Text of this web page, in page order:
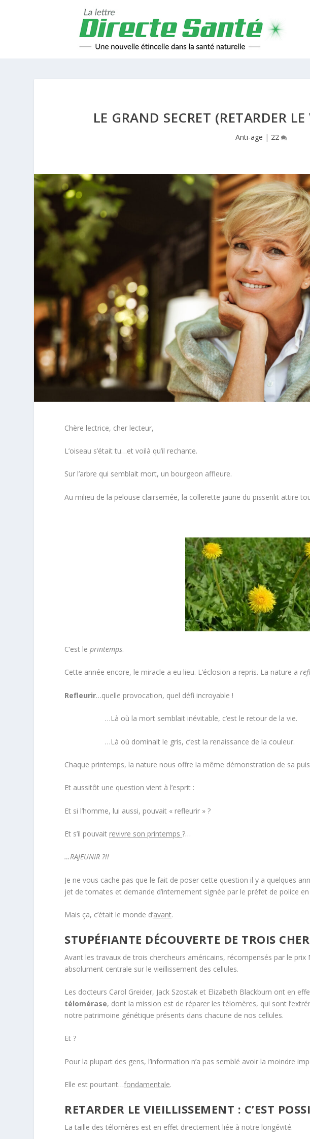
LE GRAND SECRET (RETARDER
Anti-age | 22
Chère lectrice, cher lecteur,
L’oiseau s’était tu…et voilà qu’il rechante.
Sur l’arbre qui semblait mort, un bourgeon affleure.
Au milieu de la pelouse clairsemée, la collerette jaune du pissenlit attire
C’est le printemps.
Cette année encore, le miracle a eu lieu. L’éclosion a repris. La nature a
Refleurir…quelle provocation, quel défi incroyable !
…Là où la mort semblait inévitable, c’est le retour de la vie.
…Là où dominait le gris, c’est la renaissance de la couleur.
Chaque printemps, la nature nous offre la même démonstration de sa
Et aussitôt une question vient à l’esprit :
Et si l’homme, lui aussi, pouvait « refleurir » ?
Et s’il pouvait revivre son printemps?…
…RAJEUNIR ?!!
Je ne vous cache pas que le fait de poser cette question il y a quelques
jet de tomates et demande d’internement signée par le préfet de police
Mais ça, c’était le monde d’avant.
STUPÉFIANTE DÉCOUVERTE DE TROIS
Avant les travaux de trois chercheurs américains, récompensés par le
absolument centrale sur le vieillissement des cellules.
Les docteurs Carol Greider, Jack Szostak et Elizabeth Blackburn ont en
télomérase, dont la mission est de réparer les télomères, qui sont
notre patrimoine génétique présents dans chacune de nos cellules.
Et ?
Pour la plupart des gens, l’information n’a pas semblé avoir la moindre
Elle est pourtant…fondamentale.
RETARDER LE VIEILLISSEMENT : C’EST
La taille des télomères est en effet directement liée à notre longévité.